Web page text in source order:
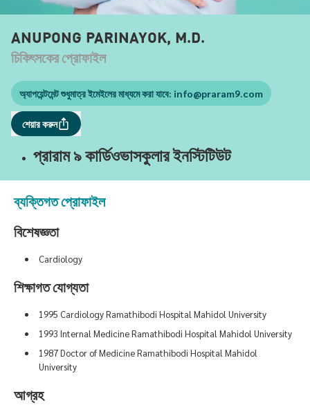
ANUPONG PARINAYOK, M.D.
চিকিৎসকের প্রোফাইল
অ্যাপয়েন্টমেন্ট শুধুমাত্র ইমেইলের মাধ্যমে করা যাবে: info@praram9.com
শেয়ার করুন
প্রারাম ৯ কার্ডিওভাসকুলার ইনস্টিটিউট
ব্যক্তিগত প্রোফাইল
বিশেষজ্ঞতা
Cardiology
শিক্ষাগত যোগ্যতা
1995 Cardiology Ramathibodi Hospital Mahidol University
1993 Internal Medicine Ramathibodi Hospital Mahidol University
1987 Doctor of Medicine Ramathibodi Hospital Mahidol
University
আগ্রহ